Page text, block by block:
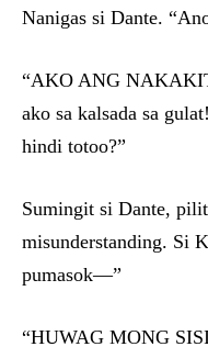
Nanigas si Dante.
“AKO ANG
ako sa kalsada sa
hindi totoo?”
Sumingit si Dante,
misunderstanding. Si
pumasok—”
“HUWAG MONG